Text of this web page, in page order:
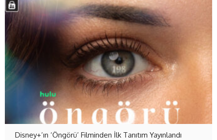
Disney+’ın ‘Öngörü’ Filminden İlk Tanıtım Yayınlandı